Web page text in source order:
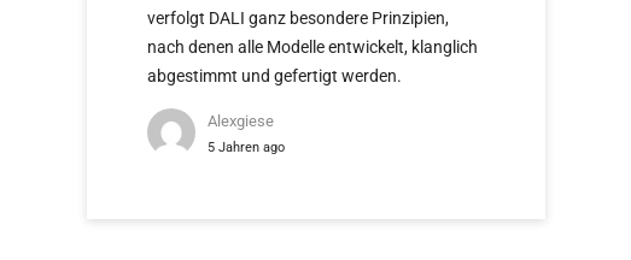
verfolgt DALI ganz besondere Prinzipien,
nach denen alle Modelle entwickelt, klanglich
abgestimmt und gefertigt werden.
Alexgiese
5 Jahren ago